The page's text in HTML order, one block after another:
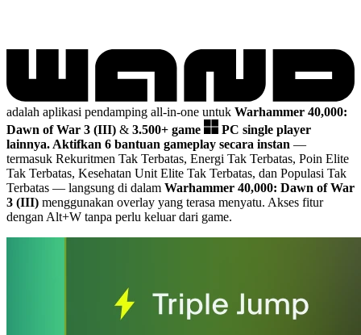
adalah aplikasi pendamping all-in-one untuk Warhammer 40,000:
Dawn of War 3 (III) & 3.500+ game
PC single player
lainnya. Aktifkan 6 bantuan gameplay secara instan —
termasuk Rekuritmen Tak Terbatas, Energi Tak Terbatas, Poin Elite
Tak Terbatas, Kesehatan Unit Elite Tak Terbatas, dan Populasi Tak
Terbatas — langsung di dalam Warhammer 40,000: Dawn of War
3 (III) menggunakan overlay yang terasa menyatu. Akses fitur
dengan Alt+W tanpa perlu keluar dari game.